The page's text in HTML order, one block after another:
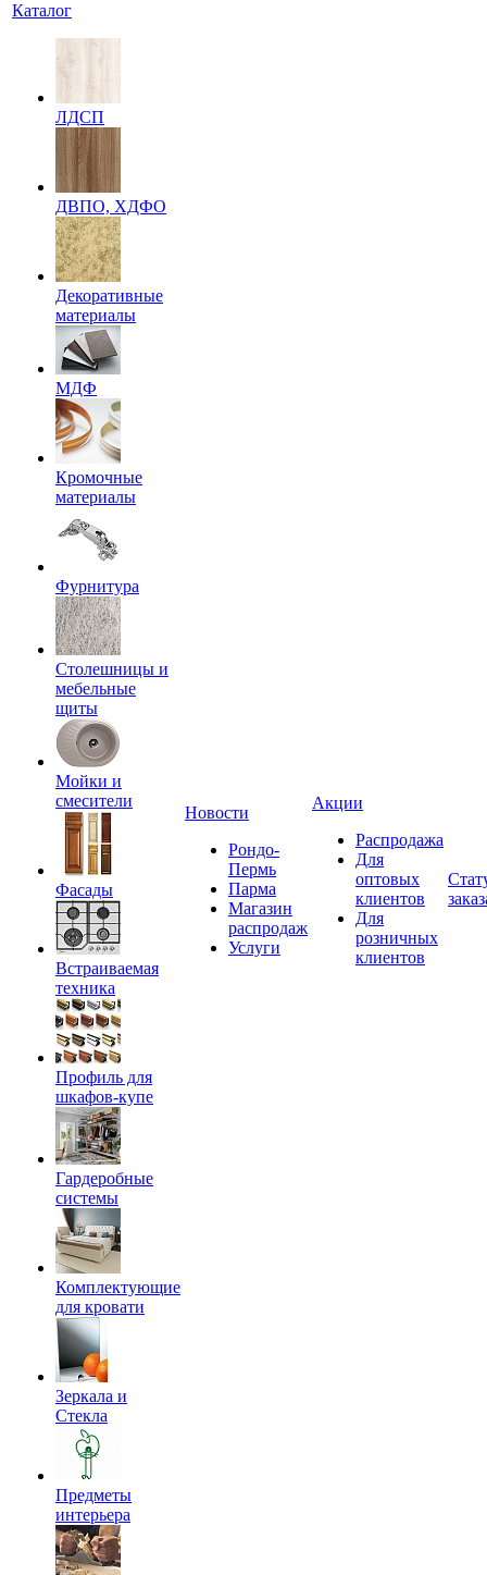
Каталог
ЛДСП
ДВПО, ХДФО
Декоративные
материалы
МДФ
Кромочные
материалы
Фурнитура
Столешницы и
мебельные
щиты
Мойки и
смесители
Фасады
Встраиваемая
техника
Профиль для
шкафов-купе
Гардеробные
системы
Комплектующие
для кровати
Зеркала и
Стекла
Предметы
интерьера
Новости
Рондо-
Пермь
Парма
Магазин
распродаж
Услуги
Акции
Распродажа
Для
оптовых
клиентов
Для
розничных
клиентов